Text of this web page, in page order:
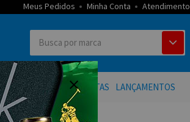
Meus Pedidos Minha Conta
CORPO E BANHO OFERTAS LANÇAMENTOS